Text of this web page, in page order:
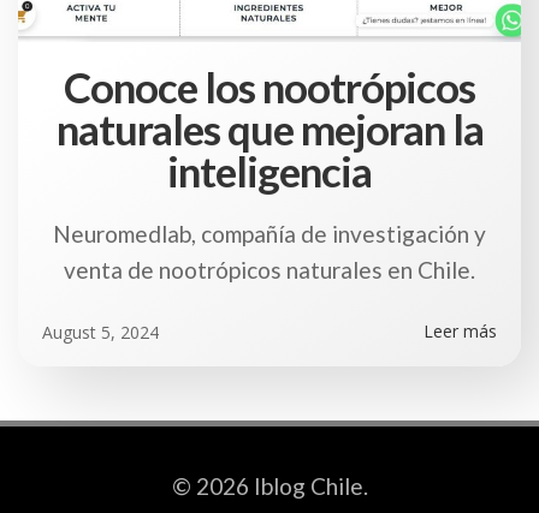
Conoce los nootrópicos
naturales que mejoran la
inteligencia
Neuromedlab, compañía de investigación y
venta de nootrópicos naturales en Chile.
August 5, 2024 Leer más
© 2026 Iblog Chile.